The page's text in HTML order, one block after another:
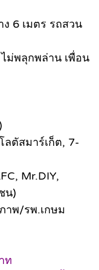
6 เมตร รถสวน
ม่พลุกพล่าน เพื่อน
ตัสมาร์เก็ต, 7-
Mr.DIY,
น)
าพ/รพ.เกษม
ท